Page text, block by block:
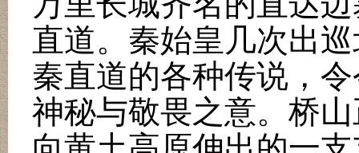
直道。秦始皇几次出
秦直道的各种传说，
神秘与敬畏之意。桥